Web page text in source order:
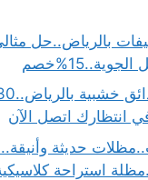
بالرياض..حل
انتظارك اتصل الآن
حديثة